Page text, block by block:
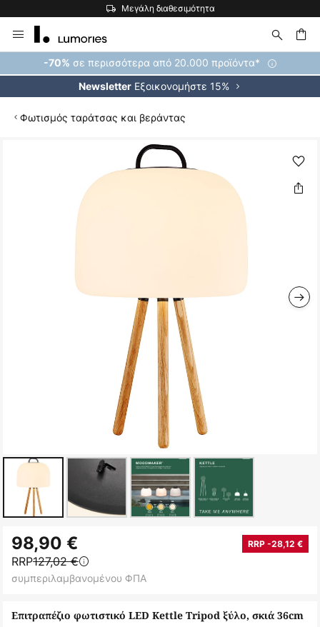
Μεγάλη διαθεσιμότητα
Μετάβαση
στο
περιεχόμενο
-70% σε περισσότερα από 20.000 προϊόντα*
Newsletter Εξοικονομήστε 15%
Φωτισμός ταράτσας και βεράντας
στην
αρχή
της
εικόνων
Επιτραπέζιο φωτιστικό LED Kettle Tripod ξύλο, σκιά 36cm
98,90 € RRP -28,12 €
RRP127,02 €
συμπεριλαμβανομένου ΦΠΑ